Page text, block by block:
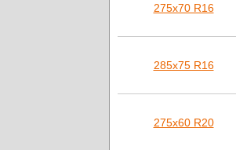
275х70 R16
285х75 R16
275х60 R20